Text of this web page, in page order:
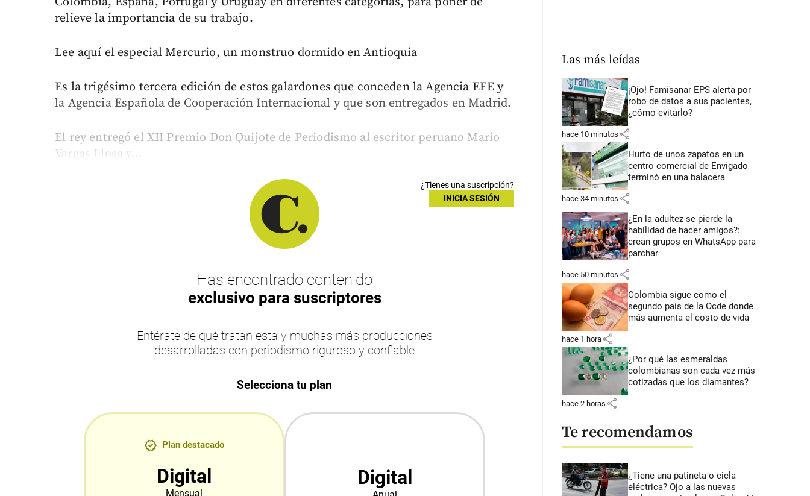
relieve la importancia de su trabajo.
Lee aquí el especial Mercurio, un monstruo dormido en Antioquia
Es la trigésimo tercera edición de estos galardones que conceden la Agencia EFE y
la Agencia Española de Cooperación Internacional y que son entregados en Madrid.
El rey entregó el XII Premio Don Quijote de Periodismo al escritor peruano Mario
Vargas Llosa y...
¿Tienes una suscripción?
INICIA SESIÓN
Has encontrado contenido
exclusivo para suscriptores
Entérate de qué tratan esta y muchas más producciones
desarrolladas con periodismo riguroso y confiable
Selecciona tu plan
Plan destacado
Digital
Mensual
Digital
Las más leídas
¡Ojo! Famisanar EPS alerta por
robo de datos a sus pacientes,
¿cómo evitarlo?
hace 10 minutos share
Hurto de unos zapatos en un
centro comercial de Envigado
terminó en una balacera
hace 34 minutos share
¿En la adultez se pierde la
habilidad de hacer amigos?:
crean grupos en WhatsApp para
parchar
hace 50 minutos share
Colombia sigue como el
segundo país de la Ocde donde
más aumenta el costo de vida
hace 1 hora share
¿Por qué las esmeraldas
colombianas son cada vez más
cotizadas que los diamantes?
hace 2 horas share
Te recomendamos
¿Tiene una patineta o cicla
eléctrica? Ojo a las nuevas